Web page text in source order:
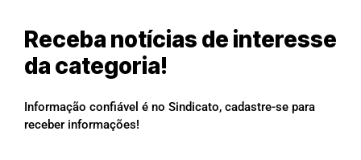
Receba notícias de interesse
da categoria!
Informação confiável é no Sindicato, cadastre-se para
receber informações!